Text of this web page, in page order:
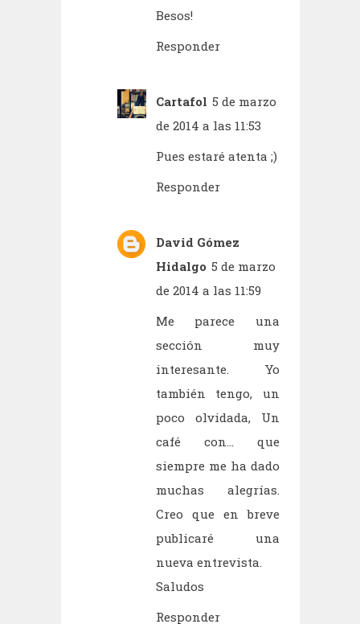
Besos!
Responder
Cartafol 5 de marzo
de 2014 a las 11:53
Pues estaré atenta ;)
Responder
David Gómez
Hidalgo 5 de marzo
de 2014 a las 11:59
Me parece una
sección muy
interesante. Yo
también tengo, un
poco olvidada, Un
café con... que
siempre me ha dado
muchas alegrías.
Creo que en breve
publicaré una
nueva entrevista.
Saludos
Responder